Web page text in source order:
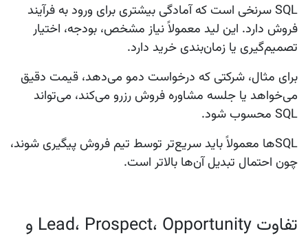
SQLسرنخی است که آمادگی بیشتری برای ورود به فرآیند
فروش دارد. این لید معمولاً نیاز مشخص، بودجه، اختیار
تصمیم‌گیری یا زمان‌بندی خرید دارد.
برای مثال، شرکتی که درخواست دمو می‌دهد، قیمت دقیق
می‌خواهد یا جلسه مشاوره فروش رزرو می‌کند، می‌تواند
SQL محسوب شود.
SQLها معمولاً باید سریع‌تر توسط تیم فروش پیگیری شوند،
چون احتمال تبدیل آن‌ها بالاتر است.
تفاوت Lead، Prospect، Opportunity و